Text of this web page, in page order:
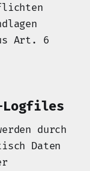
Art. 6
Logfiles
durch
Daten